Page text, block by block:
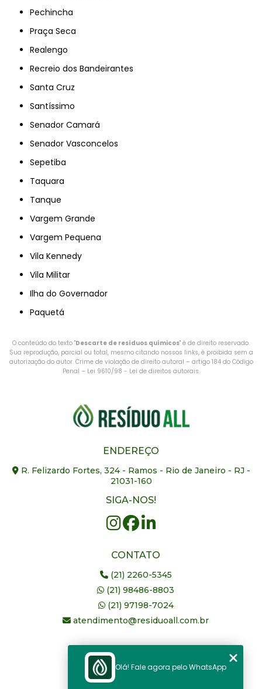
Pechincha
Praça Seca
Realengo
Recreio dos Bandeirantes
Santa Cruz
Santíssimo
Senador Camará
Senador Vasconcelos
Sepetiba
Taquara
Tanque
Vargem Grande
Vargem Pequena
Vila Kennedy
Vila Militar
Ilha do Governador
Paquetá
O conteúdo do texto "Descarte de resíduos químicos" é de direito reservado.
Sua reprodução, parcial ou total, mesmo citando nossos links, é proibida sem a
autorização do autor. Crime de violação de direito autoral – artigo 184 do Código
Penal – Lei 9610/98 - Lei de direitos autorais.
ENDEREÇO
R. Felizardo Fortes, 324 - Ramos - Rio de Janeiro - RJ -
21031-160
SIGA-NOS!
CONTATO
(21) 2260-5345
(21) 98486-8803
(21) 97198-7024
atendimento@residuoall.com.br
Olá! Fale agora pelo WhatsApp